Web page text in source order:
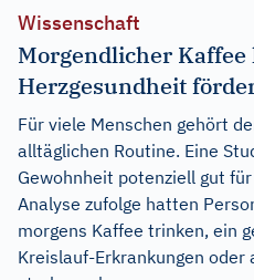
Wissenschaft
Morgendlicher Kaffee
Herzgesundheit
Für viele Menschen gehört
alltäglichen Routine. Eine
Gewohnheit potenziell gut
Analyse zufolge hatten
morgens Kaffee trinken, ein
Kreislauf-Erkrankungen oder